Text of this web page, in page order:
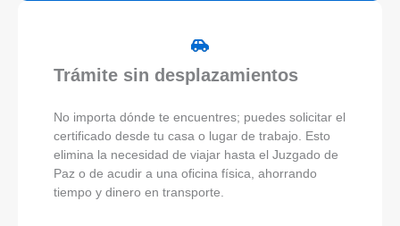
Trámite sin desplazamientos
No importa dónde te encuentres; puedes solicitar el
certificado desde tu casa o lugar de trabajo. Esto
elimina la necesidad de viajar hasta el Juzgado de
Paz o de acudir a una oficina física, ahorrando
tiempo y dinero en transporte.